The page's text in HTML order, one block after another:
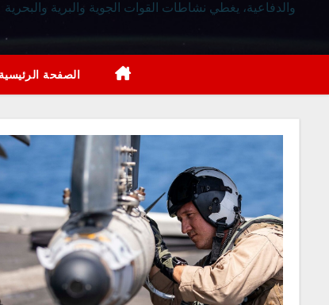
والدفاعية، يغطي نشاطات القوات الجوية والبرية والبحرية
الصفحة الرئيسية